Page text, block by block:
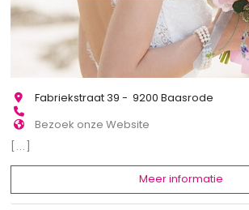
Fabriekstraat 39 - 9200 Baasrode
Bezoek onze Website
[...]
Meer informatie